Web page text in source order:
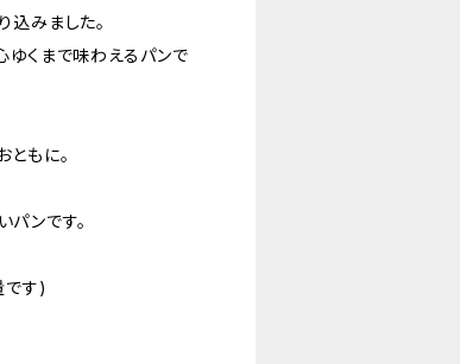
込みました。
ゆくまで味わえるパンで
ともに。
ンです。
す)